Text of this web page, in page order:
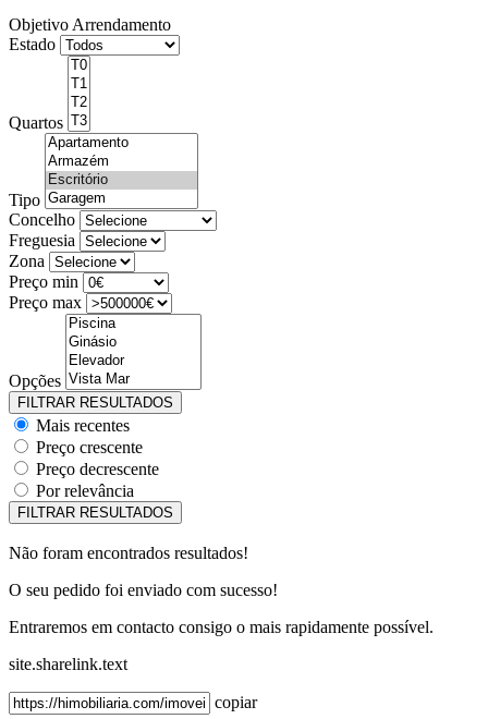
Objetivo Arrendamento
Estado
Quartos
Tipo
Concelho
Freguesia
Zona
Preço min
Preço max
Opções
Mais recentes
Preço crescente
Preço decrescente
Por relevância
Não foram encontrados resultados!
O seu pedido foi enviado com sucesso!
Entraremos em contacto consigo o mais rapidamente possível.
site.sharelink.text
copiar